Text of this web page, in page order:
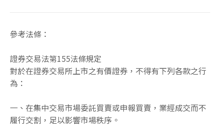
參考法條：
證券交易法第155法條規定
對於在證券交易所上市之有價證券，不得有下列各款之行
為：
一、在集中交易市場委託買賣或申報買賣，業經成交而不
履行交割，足以影響市場秩序。